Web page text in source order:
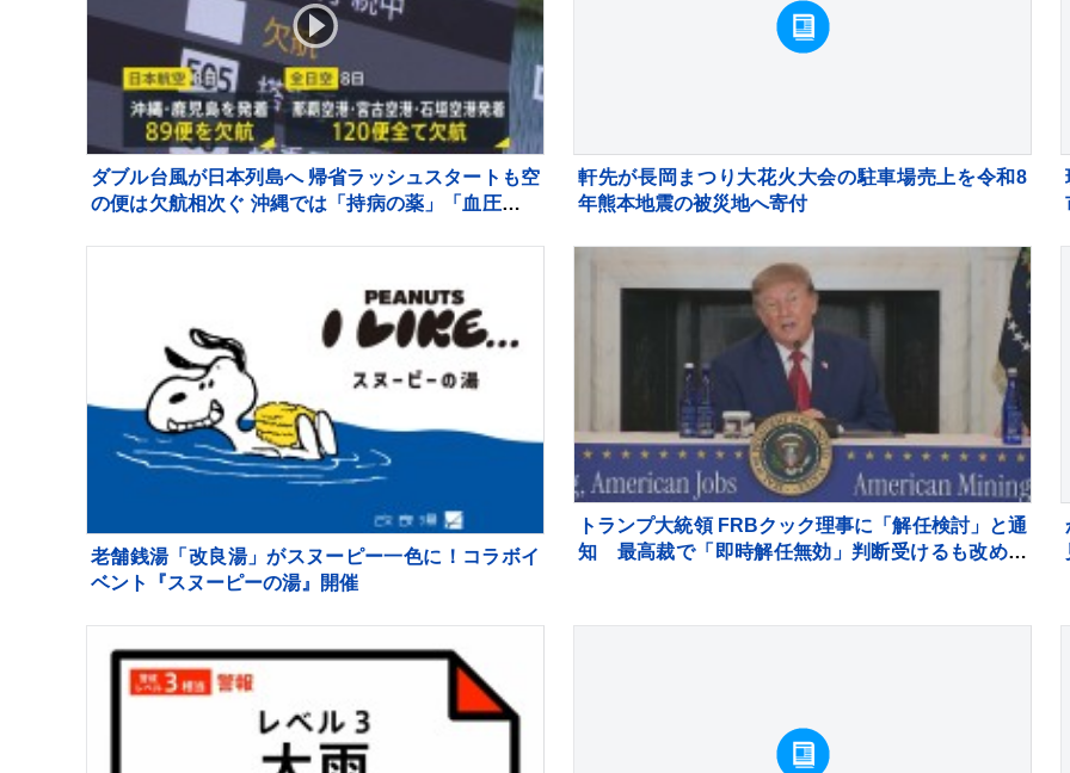
ダブル台風が日本列島へ 帰省ラッシュスタートも空
の便は欠航相次ぐ 沖縄では「持病の薬」「血圧測定
軒先が長岡まつり大花火大会の駐車場売上を令和8
年熊本地震の被災地へ寄付
老舗銭湯「改良湯」がスヌーピー一色に！コラボイ
ベント『スヌーピーの湯』開催
トランプ大統領 FRBクック理事に「解任検討」と通
知 最高裁で「即時解任無効」判断受けるも改めて